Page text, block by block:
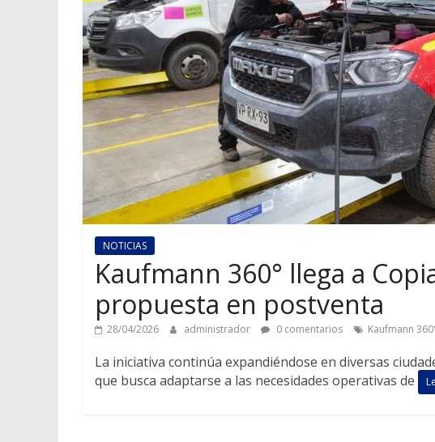
NOTICIAS
Kaufmann 360° llega a
propuesta en postventa
28/04/2026 administrador 0 comentarios Kaufmann
La iniciativa continúa expandiéndose en diversas
que busca adaptarse a las necesidades operativas de